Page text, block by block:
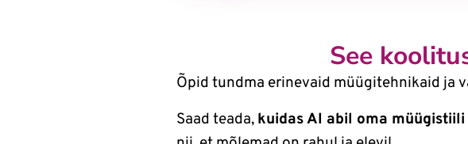
See
Õpid tundma erinevaid müügitehnikaid ja
Saad teada, kuidas AI abil oma